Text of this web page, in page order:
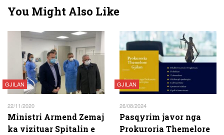
You Might Also Like
GJILAN
22/11/2020
Ministri Armend Zemaj
ka vizituar Spitalin e
GJILAN
26/08/2024
Pasqyrim javor nga
Prokuroria Themelore